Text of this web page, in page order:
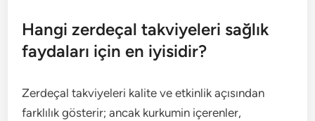
Hangi zerdeçal takviyeleri sağlık
faydaları için en iyisidir?
Zerdeçal takviyeleri kalite ve etkinlik açısından
farklılık gösterir; ancak kurkumin içerenler,